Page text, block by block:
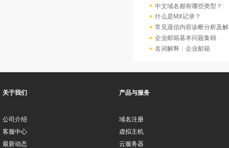
中文域名都有哪些类型？
什么是MX记录？
常见退信内容诊断分析及
企业邮箱基本问题集锦
名词解释：企业邮箱
关于我们
公司介绍
客服中心
最新动态
产品与服务
域名注册
虚拟主机
云服务器